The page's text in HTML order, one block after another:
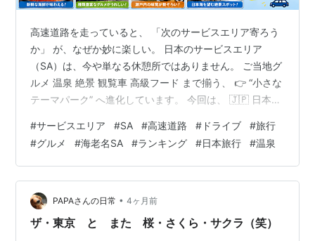
高速道路を走っていると、 「次のサービスエリア寄ろう
か」 が、なぜか妙に楽しい。 日本のサービスエリア
（SA）は、今や単なる休憩所ではありません。 ご当地グ
ルメ 温泉 絶景 観覧車 高級フード まで揃う、 👉 “小さな
テーマパーク” へ進化しています。 今回は、 🇯🇵 日本全
ます。 🏆 第1位：🗻 海老名サービスエリア（神奈川） 日
本最強SAの王者。 東名高速の超有名スポット。 なぜ最
強？ 圧倒的人気 グルメ数 お土産 利便性 全部が強い。 特
に人気 🍈 メロンパン は“日本一有名なSAグルメ”級。 休
日は大行列。 雰囲気 もはや、 👉 「巨…
#サービスエリア #SA #高速道路 # ドライブ #旅行
#グルメ #海老名SA #ランキング #日本旅行 #温泉
PAPAさんの日常 • 4ヶ月前
ザ・東京 と また 桜・さくら・サクラ（笑）